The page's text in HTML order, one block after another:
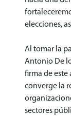
elecciones,
Al tomar la
Antonio De
firma de este
converge la
sectores